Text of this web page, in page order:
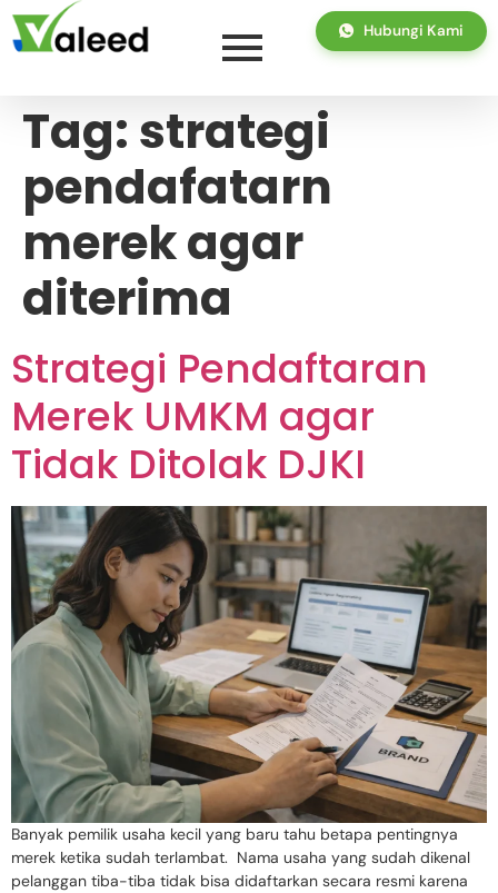
Hubungi Kami
Tag: strategi
pendafatarn
merek agar
diterima
Strategi Pendaftaran
Merek UMKM agar
Tidak Ditolak DJKI
Banyak pemilik usaha kecil yang baru tahu betapa pentingnya
merek ketika sudah terlambat. Nama usaha yang sudah dikenal
pelanggan tiba-tiba tidak bisa didaftarkan secara resmi karena